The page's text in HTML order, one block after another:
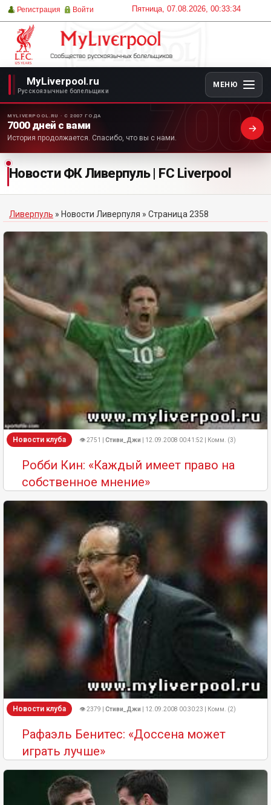
Пятница, 07.08.2026, 00:33:34
Регистрация Войти
MyLiverpool.ru
Русскоязычные болельщики
МЕНЮ
MYLIVERPOOL.RU · С 2007 ГОДА
7000 дней с вами
История продолжается. Спасибо, что вы с нами.
Новости ФК Ливерпуль | FC Liverpool
Ливерпуль » Новости Ливерпуля » Страница 2358
Новости клуба 👁 2751 | Стиви_Джи | 12.09.2008 00:41:52 | Комм. (3)
Робби Кин: «Каждый имеет право на
собственное мнение»
Новости клуба 👁 2379 | Стиви_Джи | 12.09.2008 00:30:23 | Комм. (2)
Рафаэль Бенитес: «Доссена может
играть лучше»